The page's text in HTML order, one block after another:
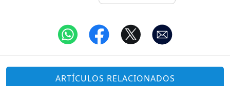
ARTÍCULOS RELACIONADOS